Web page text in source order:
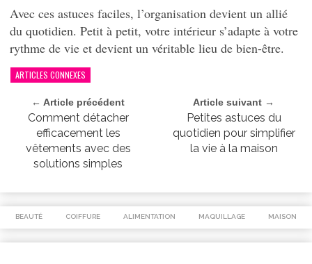
Avec ces astuces faciles, l’organisation devient un allié
du quotidien. Petit à petit, votre intérieur s’adapte à votre
rythme de vie et devient un véritable lieu de bien-être.
ARTICLES CONNEXES
← Article précédent
Comment détacher
efficacement les
vêtements avec des
solutions simples
Article suivant →
Petites astuces du
quotidien pour simplifier
la vie à la maison
BEAUTÉ COIFFURE ALIMENTATION MAQUILLAGE MAISON